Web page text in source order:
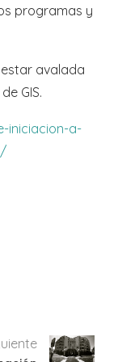
programas y
estar avalada
GIS.
iniciacion-a-